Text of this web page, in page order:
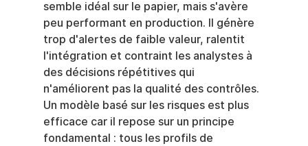
semble idéal sur le papier, mais s'avère
peu performant en production. Il génère
trop d'alertes de faible valeur, ralentit
l'intégration et contraint les analystes à
des décisions répétitives qui
n'améliorent pas la qualité des contrôles.
Un modèle basé sur les risques est plus
efficace car il repose sur un principe
fondamental : tous les profils de